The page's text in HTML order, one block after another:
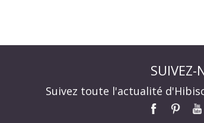
SUIVEZ-
Suivez toute l'actualité